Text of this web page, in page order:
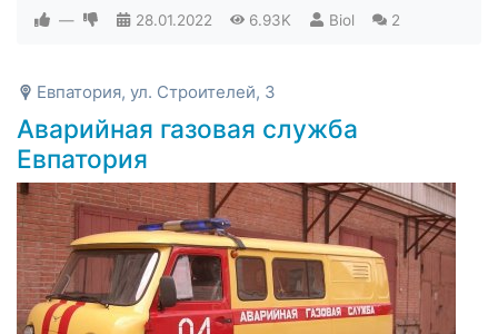
— 28.01.2022 6.93K Biol 2
Евпатория, ул. Строителей, 3
Аварийная газовая служба
Евпатория